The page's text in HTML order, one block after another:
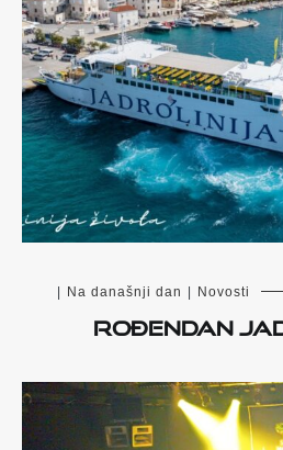
| Na današnji dan | Novosti
Rođendan